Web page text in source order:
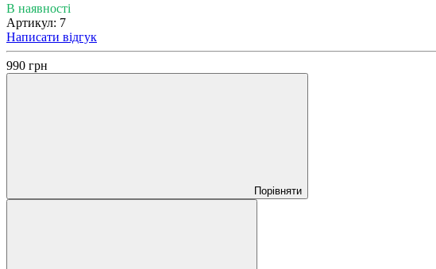
В наявності
Артикул: 7
Написати відгук
990 грн
Порівняти